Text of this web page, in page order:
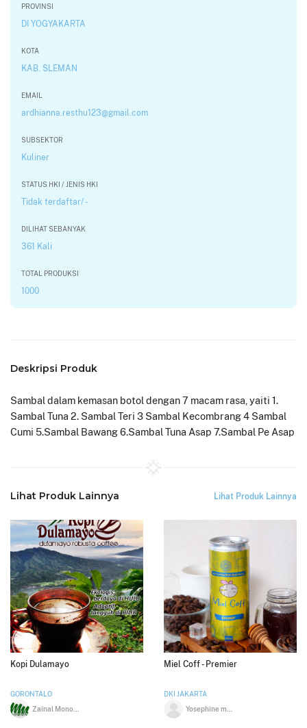
PROVINSI
DI YOGYAKARTA
KOTA
KAB. SLEMAN
EMAIL
ardhianna.resthu123@gmail.com
SUBSEKTOR
Kuliner
STATUS HKI / JENIS HKI
Tidak terdaftar/ -
DILIHAT SEBANYAK
361 Kali
TOTAL PRODUKSI
1000
Deskripsi Produk
Sambal dalam kemasan botol dengan 7 macam rasa, yaiti 1.
Sambal Tuna 2. Sambal Teri 3 Sambal Kecombrang 4 Sambal
Cumi 5.Sambal Bawang 6.Sambal Tuna Asap 7.Sambal Pe Asap
Lihat Produk Lainnya Lihat Produk Lainnya
Kopi Dulamayo
GORONTALO
Miel Coff - Premier
DKI JAKARTA